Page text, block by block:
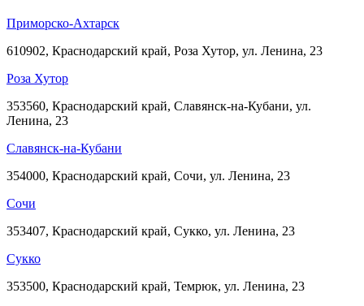
Приморско-Ахтарск
610902, Краснодарский край, Роза Хутор, ул. Ленина, 23
Роза Хутор
353560, Краснодарский край, Славянск-на-Кубани, ул.
Ленина, 23
Славянск-на-Кубани
354000, Краснодарский край, Сочи, ул. Ленина, 23
Сочи
353407, Краснодарский край, Сукко, ул. Ленина, 23
Сукко
353500, Краснодарский край, Темрюк, ул. Ленина, 23